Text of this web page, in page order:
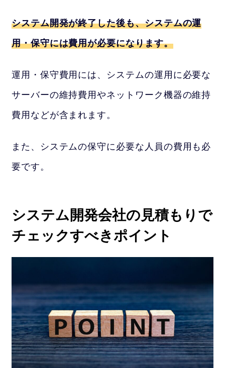
システム開発が終了した後も、システムの運
用・保守には費用が必要になります。
運用・保守費用には、システムの運用に必要な
サーバーの維持費用やネットワーク機器の維持
費用などが含まれます。
また、システムの保守に必要な人員の費用も必
要です。
システム開発会社の見積もりで
チェックすべきポイント